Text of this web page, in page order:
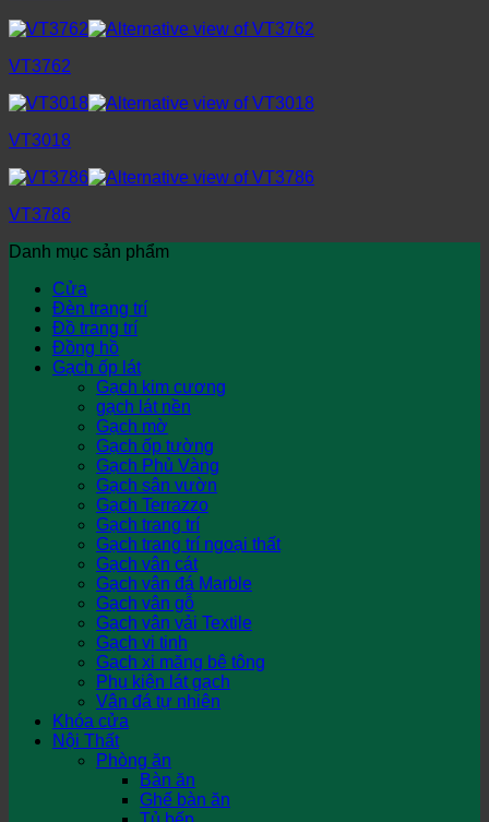
VT3762
VT3018
VT3786
Danh mục sản phẩm
Cửa
Đèn trang trí
Đồ trang trí
Đồng hồ
Gạch ốp lát
Gạch kim cương
gạch lát nền
Gạch mờ
Gạch ốp tường
Gạch Phủ Vàng
Gạch sân vườn
Gạch Terrazzo
Gạch trang trí
Gạch trang trí ngoại thất
Gạch vân cát
Gạch vân đá Marble
Gạch vân gỗ
Gạch vân vải Textile
Gạch vi tinh
Gạch xi măng bê tông
Phụ kiện lát gạch
Vân đá tự nhiên
Khóa cửa
Nội Thất
Phòng ăn
Bàn ăn
Ghế bàn ăn